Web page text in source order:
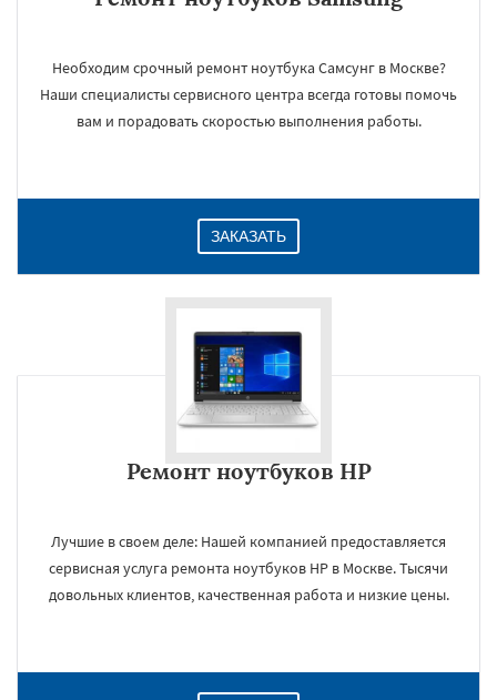
Необходим срочный ремонт ноутбука Самсунг в Москве?
Наши специалисты сервисного центра всегда готовы помочь
вам и порадовать скоростью выполнения работы.
ЗАКАЗАТЬ
Ремонт ноутбуков HP
Лучшие в своем деле: Нашей компанией предоставляется
сервисная услуга ремонта ноутбуков HP в Москве. Тысячи
довольных клиентов, качественная работа и низкие цены.
×